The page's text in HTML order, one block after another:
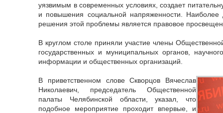
уязвимым в современных условиях, создает
и повышения социальной напряженности.
решения этой проблемы является правовое
В круглом столе приняли участие члены
государственных и муниципальных органов,
информации и общественных организаций.
В приветственном слове Скворцов Вячеслав
Николаевич, председатель Общественной
палаты Челябинской области, указал, что
подобное мероприятие проходит впервые, и